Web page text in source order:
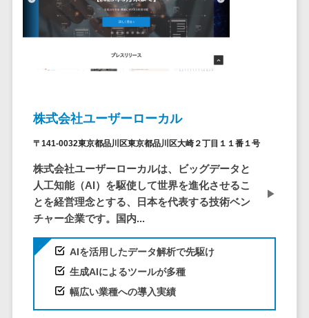
帳票配信サービス>
ChatGPTサービス>
マニュアル作成ツール>
帳票作成サービス>
物流・流通向け
車両管理システム>
商圏分析ツール>
配送管理システム>
バース予約システム>
チャットボッ
ト
コミュニケー
トレージ（ファ
イル共有）
サービス
文書管理シス
テム
会議効率化ツ
ナレッジ共有
株式会社ユーザーローカル
〒141-0032東京都品川区東京都品川区大崎２丁目１１番１号
株式会社ユーザーローカルは、ビッグデータと
人工知能（AI）を駆使して世界を進化させるこ
とを経営理念とする、日本を代表する技術ベン
チャー企業です。国内...
AIを活用したデータ解析で先駆け
生成AIによるツールが多種
幅広い業種への導入実績